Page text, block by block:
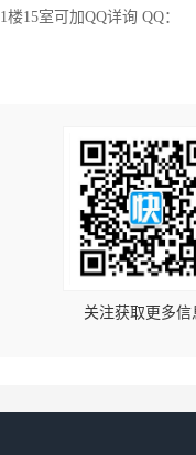
15室可加QQ详询 QQ：
关注获取更多信